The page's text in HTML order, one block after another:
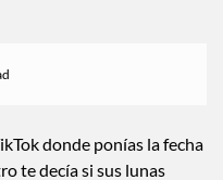
donde ponías la fecha
te decía si sus lunas